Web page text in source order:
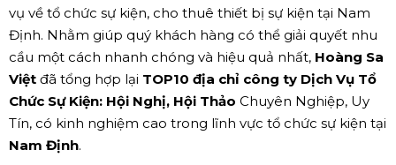
vụ về tổ chức sự kiện, cho thuê thiết bị sự kiện tại Nam
Định. Nhằm giúp quý khách hàng có thể giải quyết nhu
cầu một cách nhanh chóng và hiệu quả nhất, Hoàng Sa
Việt đã tổng hợp lại TOP10 địa chỉ công ty Dịch Vụ Tổ
Chức Sự Kiện: Hội Nghị, Hội Thảo Chuyên Nghiệp, Uy
Tín, có kinh nghiệm cao trong lĩnh vực tổ chức sự kiện tại
Nam Định.